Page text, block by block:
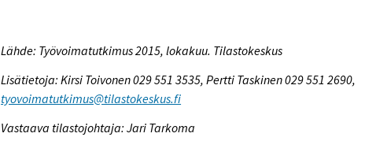
Lähde: Työvoimatutkimus 2015, lokakuu. Tilastokeskus
Lisätietoja: Kirsi Toivonen 029 551 3535, Pertti Taskinen 029 551 2690,
tyovoimatutkimus@tilastokeskus.fi
Vastaava tilastojohtaja: Jari Tarkoma